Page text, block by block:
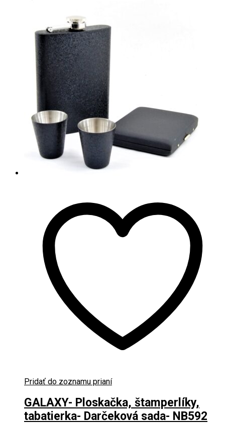
7.00€.
Pridať do zoznamu prianí
GALAXY- Ploskačka, štamperlíky,
tabatierka- Darčeková sada- NB592